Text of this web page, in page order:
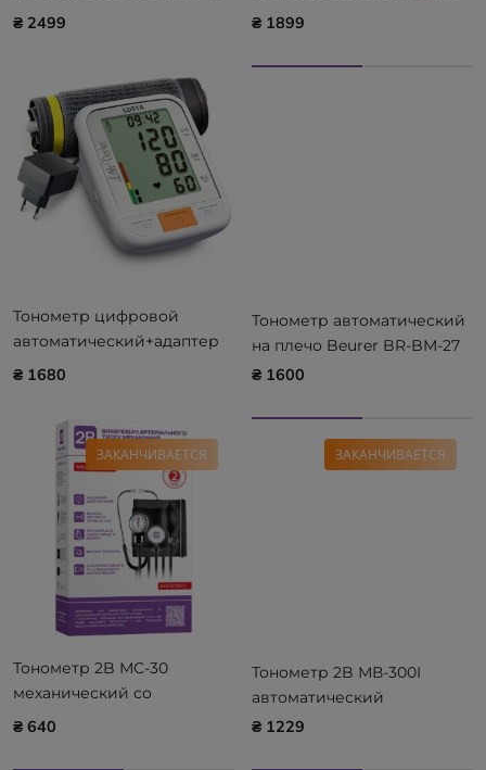
с адаптером
₴ 2499
с адаптером
₴ 1899
Тонометр цифровой
автоматический+адаптер
LD-51A
₴ 1680
Тонометр автоматический
на плечо Beurer BR-BM-27
₴ 1600
ЗАКАНЧИВАЕТСЯ
Тонометр 2B МС-30
механический со
стетоскопом
₴ 640
ЗАКАНЧИВАЕТСЯ
Тонометр 2B МВ-300I
автоматический
₴ 1229